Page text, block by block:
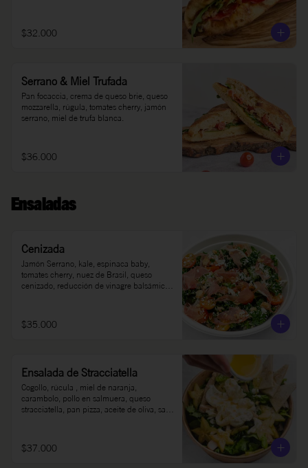
$32.000
Serrano & Miel Trufada
Pan focaccia, crema de queso brie, queso
mozzarella, rúgula, tomates cherry, jamón
serrano, miel de trufa blanca.
$36.000
Ensaladas
Cenizada
Jamón Serrano, kale, espinaca baby,
tomates cherry, nuez de Brasil, queso
cenizado, reducción de vinagre balsámico,
$35.000
Ensalada de Stracciatella
Cogollo, rúcula , miel de naranja,
carambolo, pollo en salmuera, queso
stracciatella, pan pizza, aceite de oliva, sal y
$37.000